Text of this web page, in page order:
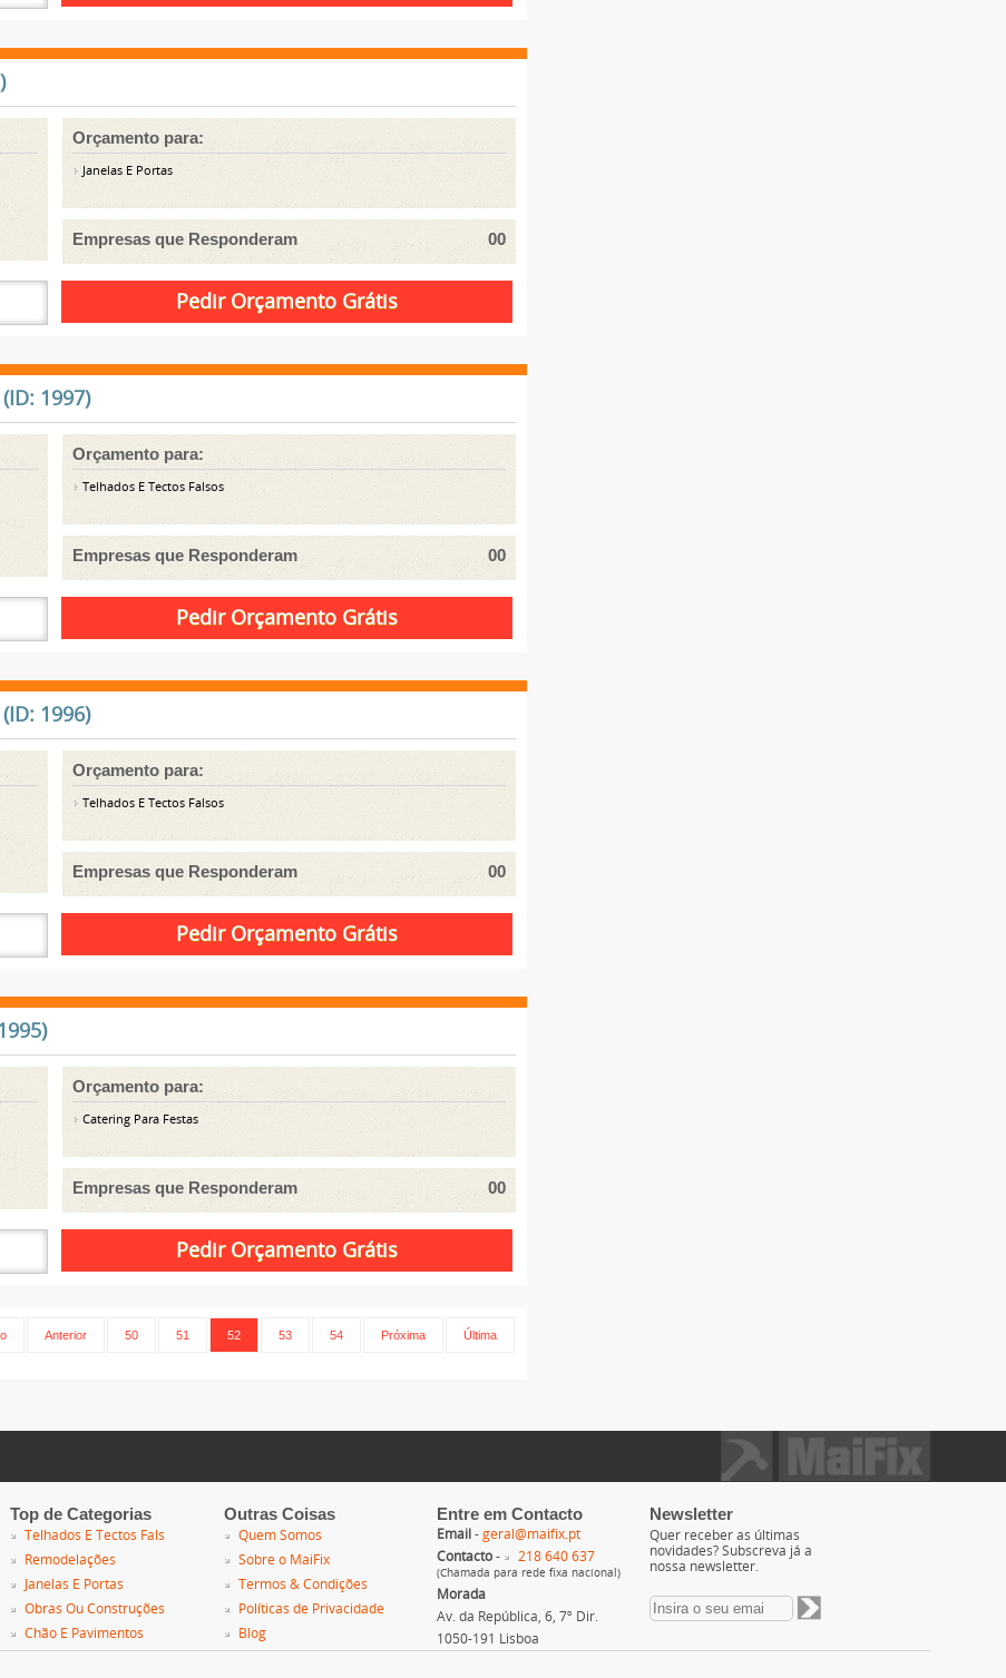
Orçamento para:
Janelas E Portas
Empresas que Responderam 00
1997)
Orçamento para:
Telhados E Tectos Falsos
Empresas que Responderam 00
1996)
Orçamento para:
Telhados E Tectos Falsos
Empresas que Responderam 00
Orçamento para:
Catering Para Festas
Empresas que Responderam 00
Anterior 50 51 52 53 54 Próxima Última
Top de Categorias
Telhados E Tectos Fals
Remodelações
Janelas E Portas
Obras Ou Construções
Chão E Pavimentos
Outras Coisas
Quem Somos
Sobre o MaiFix
Termos & Condições
Políticas de Privacidade
Blog
Entre em Contacto
Email- geral@maifix.pt
Contacto- 218 640 637
(Chamada para rede fixa nacional)
Morada
Av. da República, 6, 7º Dir.
1050-191 Lisboa
Newsletter
Quer receber as últimas
novidades? Subscreva já a
nossa newsletter.